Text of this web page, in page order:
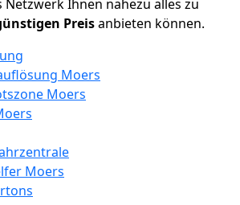
Ihnen nahezu alles zu
Preisanbieten können.
Moers
Moers
Moers